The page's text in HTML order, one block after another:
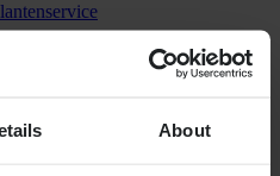
About